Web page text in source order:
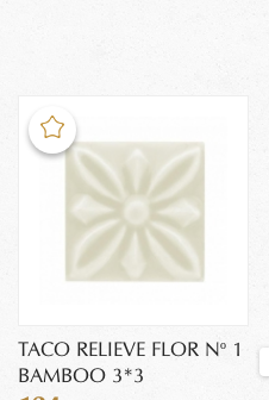
TACO RELIEVE FLOR Nº 1
BAMBOO 3*3